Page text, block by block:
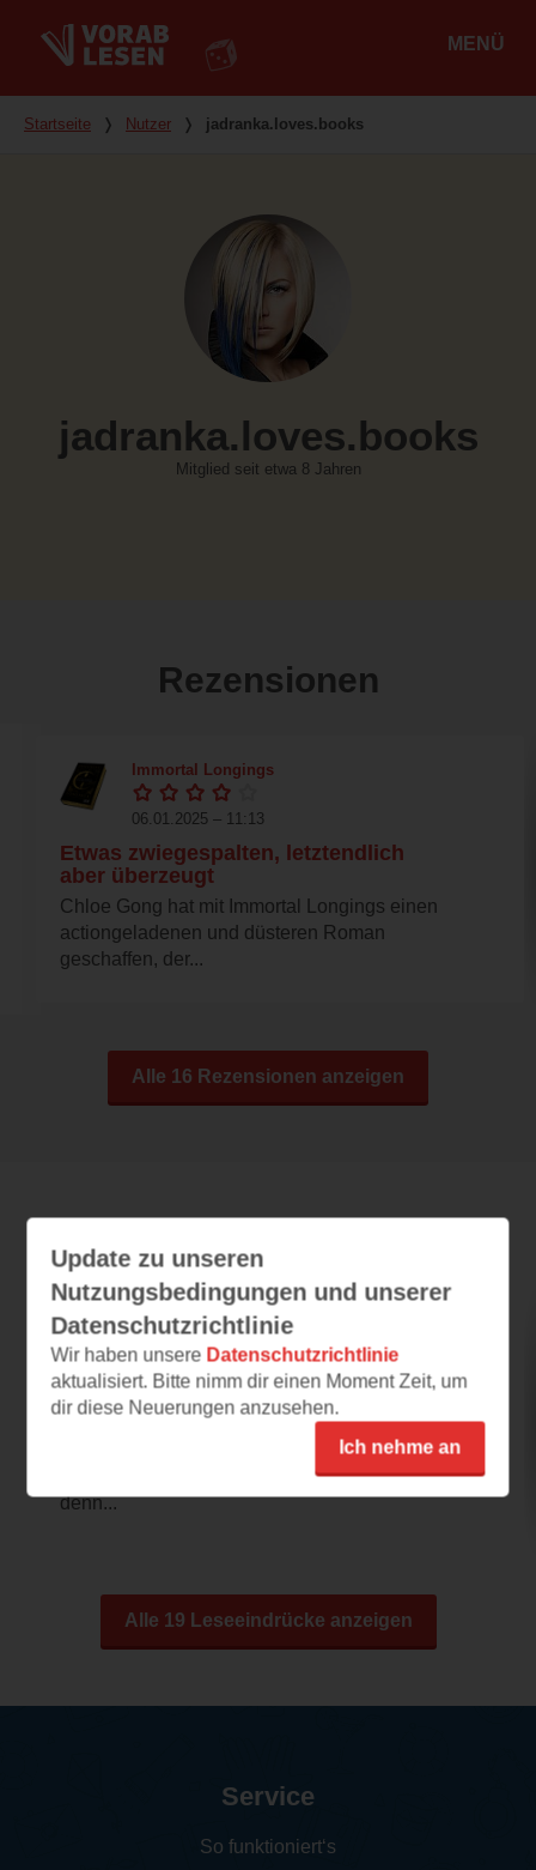
MENÜ
Du bist hier
Startseite ❭ Nutzer ❭ jadranka.loves.books
jadranka.loves.books
Mitglied seit etwa 8 Jahren
Rezensionen
Immortal Longings
06.01.2025 – 11:13
Etwas zwiegespalten, letztendlich
aber überzeugt
Chloe Gong hat mit Immortal Longings einen
actiongeladenen und düsteren Roman
geschaffen, der...
Alle 16 Rezensionen anzeigen
The Wind Weaver
07.04.2025 – 08:47
Absolut meine Tropes
Ich habe ja mal direkt gegoogelt, welche
Bücher die Autorin noch geschrieben hat,
denn...
Alle 19 Leseeindrücke anzeigen
Update zu unseren
Nutzungsbedingungen und unserer
Datenschutzrichtlinie
Wir haben unsere Datenschutzrichtlinie
aktualisiert. Bitte nimm dir einen Moment Zeit, um
dir diese Neuerungen anzusehen.
Ich nehme an
Service
So funktioniert‘s